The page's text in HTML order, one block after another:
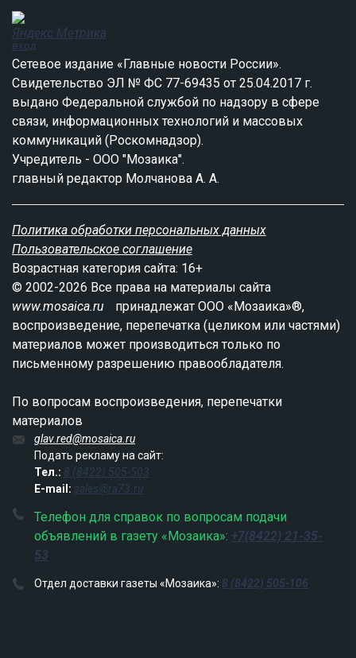
вход
Сетевое издание «Главные новости России».
Свидетельство ЭЛ № ФС 77-69435 от 25.04.2017 г.
выдано Федеральной службой по надзору в сфере
связи, информационных технологий и массовых
коммуникаций (Роскомнадзор).
Учредитель - ООО "Мозаика".
главный редактор Молчанова А. А.
Политика обработки персональных данных
Пользовательское соглашение
Возрастная категория сайта: 16+
© 2002-2026 Все права на материалы сайта
www.mosaica.ru
принадлежат ООО «Мозаика»®,
воспроизведение, перепечатка (целиком или частями)
материалов может производиться только по
письменному разрешению правообладателя.
По вопросам воспроизведения, перепечатки
материалов
glav.red@mosaica.ru
Подать рекламу на сайт:
Тел.: 8 (8422) 505-503
E-mail: sales@ra73.ru
Телефон для справок по вопросам подачи
объявлений в газету «Мозаика»: +7(8422) 21-35-
53
Отдел доставки газеты «Мозаика»: 8 (8422) 505-106